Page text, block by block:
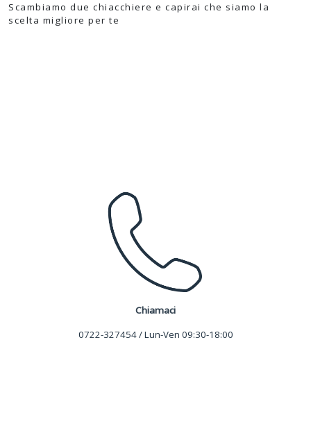
Scambiamo due chiacchiere e capirai che siamo la
scelta migliore per te
Chiamaci
0722-327454 / Lun-Ven 09:30-18:00